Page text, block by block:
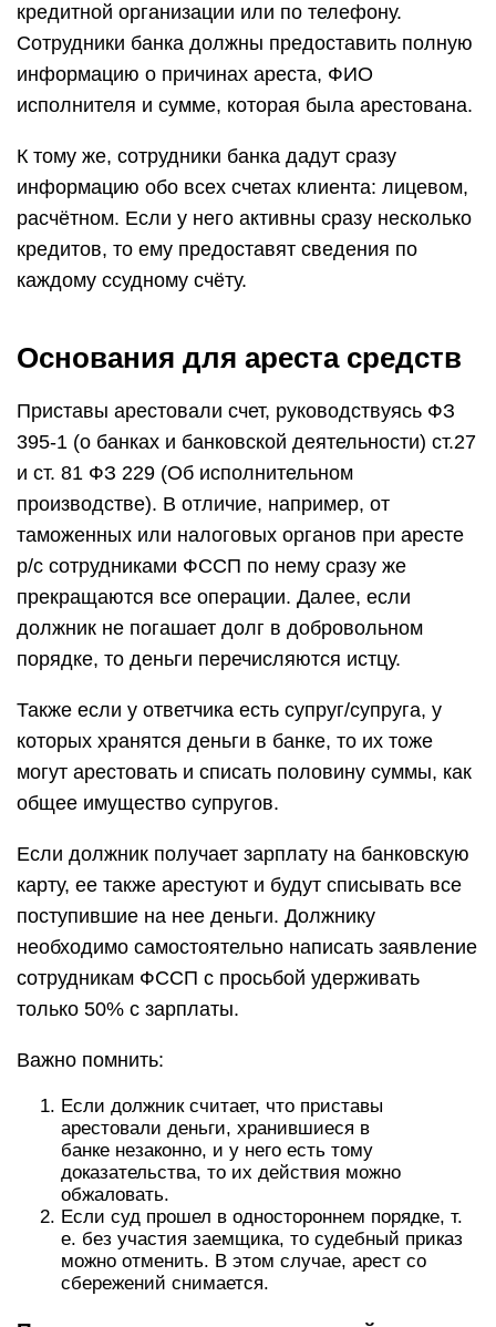
кредитной организации или по телефону.
Сотрудники банка должны предоставить полную
информацию о причинах ареста, ФИО
исполнителя и сумме, которая была арестована.
К тому же, сотрудники банка дадут сразу
информацию обо всех счетах клиента: лицевом,
расчётном. Если у него активны сразу несколько
кредитов, то ему предоставят сведения по
каждому ссудному счёту.
Основания для ареста средств
Приставы арестовали счет, руководствуясь ФЗ
395-1 (о банках и банковской деятельности) ст.27
и ст. 81 ФЗ 229 (Об исполнительном
производстве). В отличие, например, от
таможенных или налоговых органов при аресте
р/с сотрудниками ФССП по нему сразу же
прекращаются все операции. Далее, если
должник не погашает долг в добровольном
порядке, то деньги перечисляются истцу.
Также если у ответчика есть супруг/супруга, у
которых хранятся деньги в банке, то их тоже
могут арестовать и списать половину суммы, как
общее имущество супругов.
Если должник получает зарплату на банковскую
карту, ее также арестуют и будут списывать все
поступившие на нее деньги. Должнику
необходимо самостоятельно написать заявление
сотрудникам ФССП с просьбой удерживать
только 50% с зарплаты.
Важно помнить:
Если должник считает, что приставы
арестовали деньги, хранившиеся в
банке незаконно, и у него есть тому
доказательства, то их действия можно
обжаловать.
Если суд прошел в одностороннем порядке, т.
е. без участия заемщика, то судебный приказ
можно отменить. В этом случае, арест со
сбережений снимается.